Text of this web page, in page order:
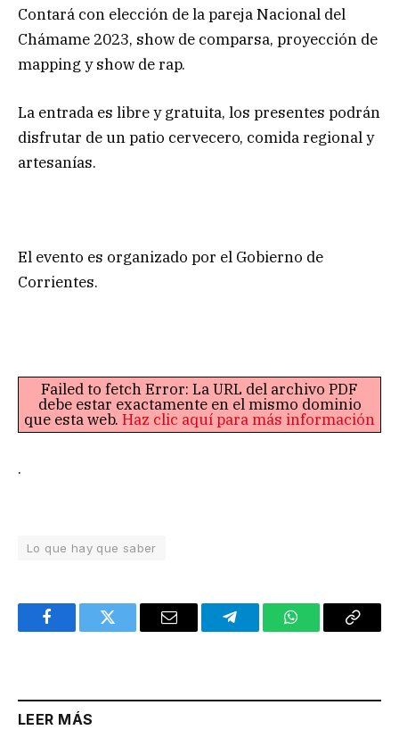
Contará con elección de la pareja Nacional del
Chámame 2023, show de comparsa, proyección de
mapping y show de rap.
La entrada es libre y gratuita, los presentes podrán
disfrutar de un patio cervecero, comida regional y
artesanías.
El evento es organizado por el Gobierno de
Corrientes.
Failed to fetch Error: La URL del archivo PDF
debe estar exactamente en el mismo dominio
que esta web. Haz clic aquí para más información
.
Lo que hay que saber
FacebookTwitter Email TelegramWhatsAppCopy
LEER MÁS